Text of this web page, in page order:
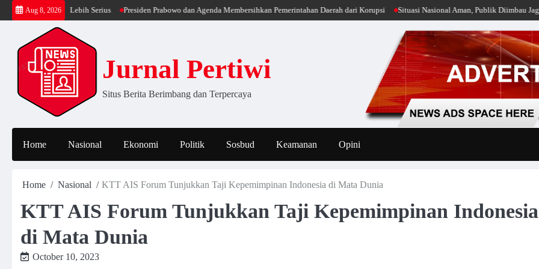
Skip
to
Aug 8, 2026
Berjalan Lebih Serius Presiden Prabowo dan Agenda Membersihkan Pemerintahan Daerah dari Korupsi Situasi Nasional Aman, Publik Diimbau Jaga
Jurnal Pertiwi
Situs Berita Berimbang dan Terpercaya
Home Nasional Ekonomi Politik Sosbud Keamanan Opini
Home Nasional KTT AIS Forum Tunjukkan Taji Kepemimpinan Indonesia di Mata Dunia
KTT AIS Forum Tunjukkan Taji Kepemimpinan Indonesia
di Mata Dunia
October 10, 2023